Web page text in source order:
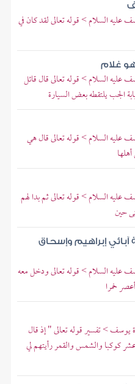
عليه السلام > قوله تعالى لقد كان في
غلام
عليه السلام > قوله تعالى قال قائل
الجب يلتقطه بعض السيارة
عليه السلام > قوله تعالى قال هي
السلام > قوله تعالى ثم بدا لهم
حين
إبراهيم وإسحاق
عليه السلام > قوله تعالى ودخل معه
خمرا
يوسف > تفسير قوله تعالى " إذ قال
كوكبا والشمس والقمر رأيتهم لي